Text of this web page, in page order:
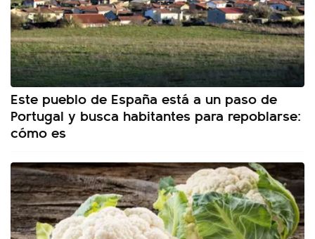
Este pueblo de España está a un paso de
Portugal y busca habitantes para repoblarse:
cómo es